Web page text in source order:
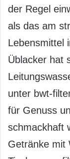
der Regel
als das am
Lebensmittel
Üblacker hat
unter bwt-
für Genuss
schmackhaft
Getränke mit